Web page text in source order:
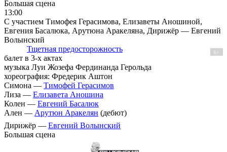
Большая сцена
13:00
С участием Тимофея Герасимова, Елизаветы Аношиной,
Евгения Басалюка, Арутюна Аракеляна, Дирижёр — Евгений
Волынский
Тщетная предосторожность
6+
балет в 3-х актах
музыка Луи Жозефа Фердинанда Герольда
хореография: Фредерик Аштон
Симона — Тимофей Герасимов
Лиза — Елизавета Аношина
Колен — Евгений Басалюк
Ален — Арутюн Аракелян (дебют)
Дирижёр — Евгений Волынский
Большая сцена